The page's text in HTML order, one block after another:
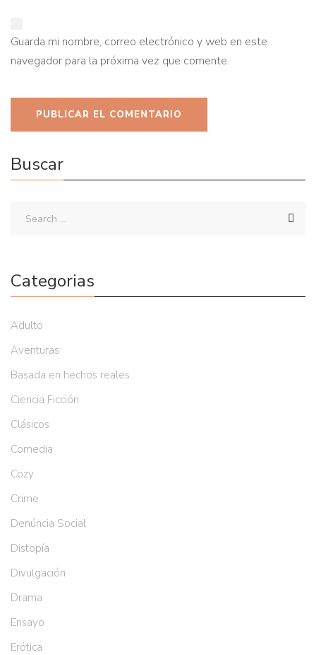
Guarda mi nombre, correo electrónico y web en este
navegador para la próxima vez que comente.
Buscar
Categorias
Adulto
Aventuras
Basada en hechos reales
Ciencia Ficción
Clásicos
Comedia
Cozy
Crime
Denúncia Social
Distopía
Divulgación
Drama
Ensayo
Erótica